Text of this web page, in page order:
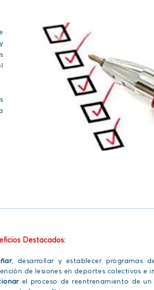
Destacados:
, desarrollar y establecer programas
de lesiones en deportes colectivos e
el proceso de reentrenamiento de